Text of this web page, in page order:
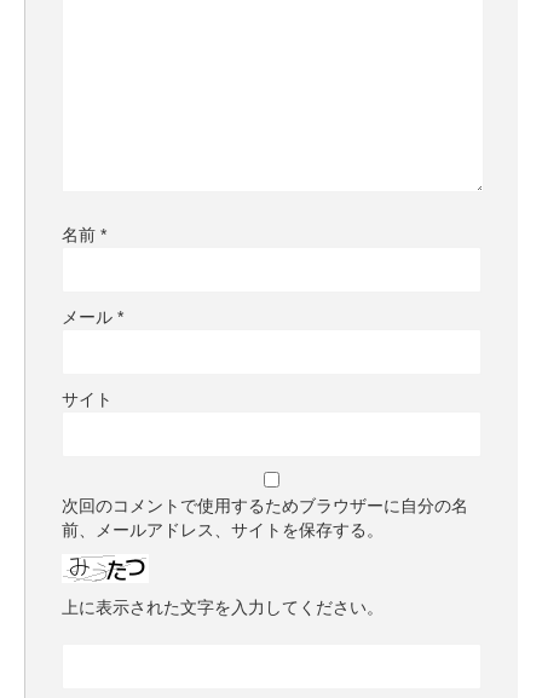
名前 *
メール *
サイト
次回のコメントで使用するためブラウザーに自分の名
前、メールアドレス、サイトを保存する。
上に表示された文字を入力してください。